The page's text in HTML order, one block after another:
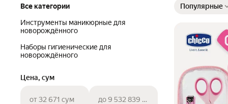
Все категории
Инструменты маникюрные для
новорождённого
Наборы гигиенические для
новорождённого
Цена, сум
от 32 671 сум до 9 532 839 сум
Популярные